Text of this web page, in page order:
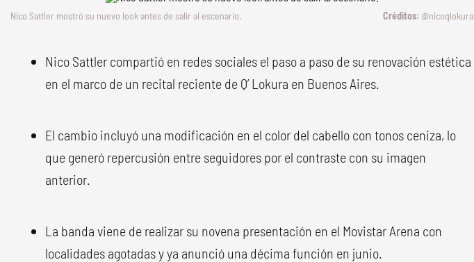
Nico Sattler mostró su nuevo look antes de salir al escenario. @nicoqlokura
Nico Sattler compartió en redes sociales el paso a paso de su renovación estética
en el marco de un recital reciente de Q’ Lokura en Buenos Aires.
El cambio incluyó una modificación en el color del cabello con tonos ceniza, lo
que generó repercusión entre seguidores por el contraste con su imagen
anterior.
La banda viene de realizar su novena presentación en el Movistar Arena con
localidades agotadas y ya anunció una décima función en junio.